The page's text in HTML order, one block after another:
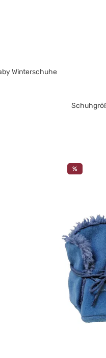
Winterschuhe
%